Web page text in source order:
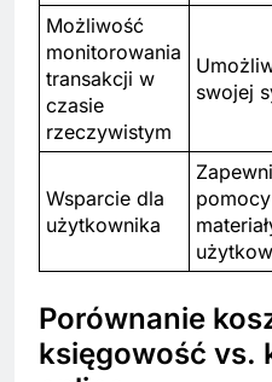
Możliwość
monitorowania
transakcji w
czasie
rzeczywistym
swojej
Wsparcie dla
użytkownika
Porównanie
księgowość vs.